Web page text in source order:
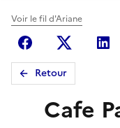
Voir le fil d'Ariane
FacebookX
Retour
Cafe